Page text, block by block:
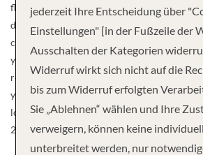
flow effortlessly from thrill to relaxation in
day to night. The multi-level Ocean
complex that moves with your mood,
your kids down a dueling waterslide,
ropes course or simply relaxing in the
you’ll experience the moments that truly
love most. Reserve your place on Norwegian
2027.
jederzeit Ihre Entscheidung über
Einstellungen" [in der Fußzeile der
Ausschalten der Kategorien
Widerruf wirkt sich nicht auf die
bis zum Widerruf erfolgten
Sie „Ablehnen“ wählen und Ihre
verweigern, können keine
unterbreitet werden, nur